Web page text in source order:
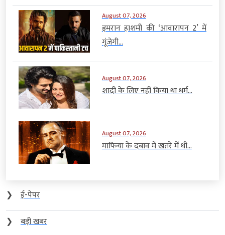
August 07, 2026
इमरान हाशमी की ‘आवारापन 2’ में
गूंजेगी...
August 07, 2026
शादी के लिए नहीं किया था धर्म...
August 07, 2026
माफिया के दबाव में खतरे में थी...
❯
ई-पेपर
❯
बड़ी खबर